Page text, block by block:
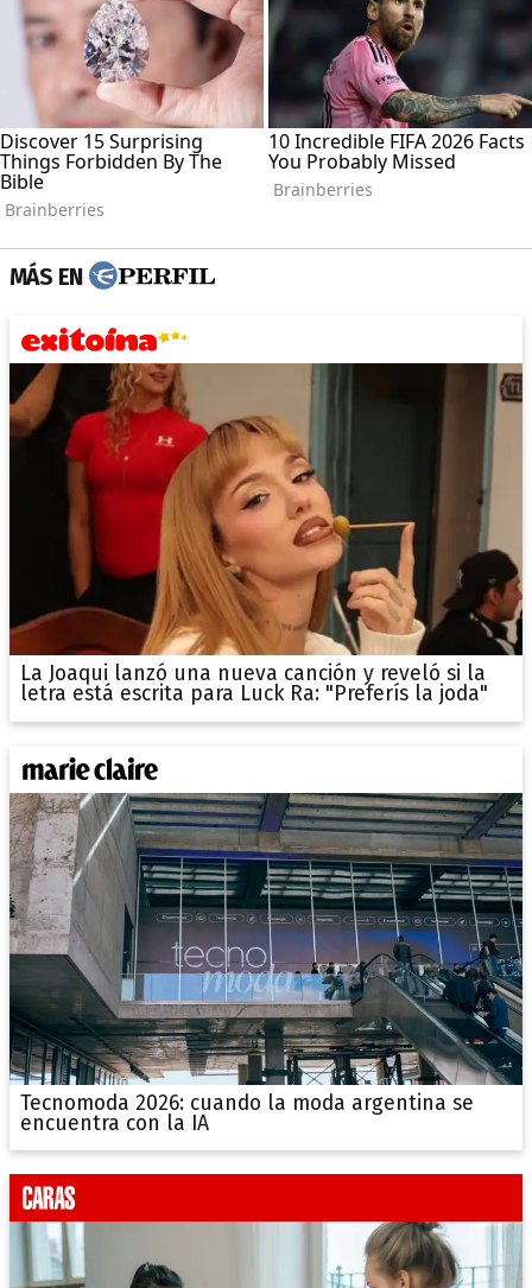
MÁS EN
La Joaqui lanzó una nueva canción y reveló si la
letra está escrita para Luck Ra: "Preferís la joda"
Tecnomoda 2026: cuando la moda argentina se
encuentra con la IA